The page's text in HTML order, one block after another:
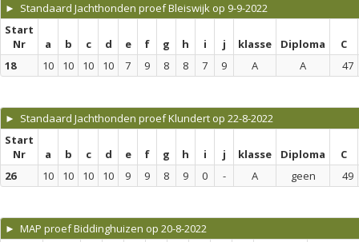
► Standaard Jachthonden proef Bleiswijk op 9-9-2022
Start
Nr
a b c d e f g h i j klasse Diploma
C
18
10 10 10 10 7 9 8 8 7 9 A A 47
► Standaard Jachthonden proef Klundert op 22-8-2022
Start
Nr
a b c d e f g h i j klasse Diploma
C
26
10 10 10 10 9 9 8 9 0 - A geen 49
► MAP proef Biddinghuizen op 20-8-2022